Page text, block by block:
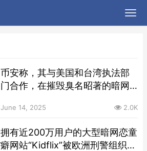
币安称，其与美国和台湾执法部
门合作，在摧毁臭名昭著的暗网
挥关键作用
June 14, 2025 2.0K
拥有近200万用户的大型暗网恋童
癖网站“Kidflix”被欧洲刑警组织捣